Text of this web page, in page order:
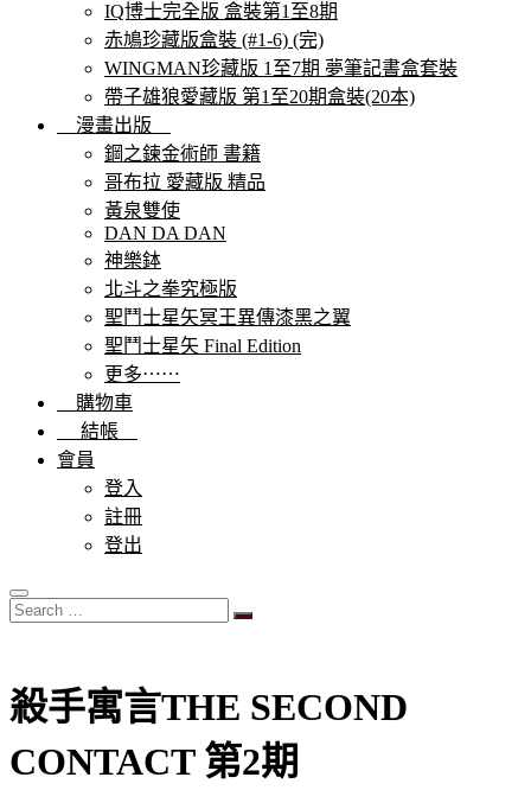
IQ博士完全版 盒裝第1至8期
赤鳩珍藏版盒裝 (#1-6) (完)
WINGMAN珍藏版 1至7期 夢筆記書盒套裝
帶子雄狼愛藏版 第1至20期盒裝(20本)
漫畫出版
鋼之鍊金術師 書籍
哥布拉 愛藏版 精品
黃泉雙使
DAN DA DAN
神樂鉢
北斗之拳究極版
聖鬥士星矢冥王異傳漆黑之翼
聖鬥士星矢 Final Edition
更多⋯⋯
購物車
結帳
會員
登入
註冊
登出
Search
…
殺手寓言THE SECOND
CONTACT 第2期